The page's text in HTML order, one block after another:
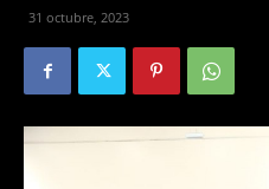
31 octubre, 2023